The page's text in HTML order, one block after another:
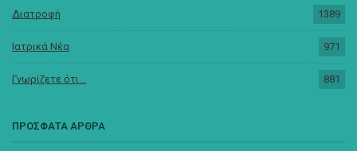
Διατροφή 1389
Ιατρικά Νέα 971
Γνωρίζετε ότι... 881
ΠΡΟΣΦΑΤΑ ΑΡΘΡΑ